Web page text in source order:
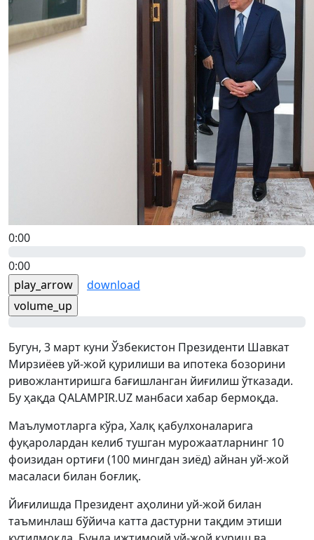
0:00
0:00
play_arrow
download
volume_up
Бугун, 3 март куни Ўзбекистон Президенти Шавкат
Мирзиёев уй-жой қурилиши ва ипотека бозорини
ривожлантиришга бағишланган йиғилиш ўтказади.
Бу ҳақда QALAMPIR.UZ манбаси хабар бермоқда.
Маълумотларга кўра, Халқ қабулхоналарига
фуқаролардан келиб тушган мурожаатларнинг 10
фоизидан ортиғи (100 мингдан зиёд) айнан уй-жой
масаласи билан боғлиқ.
Йиғилишда Президент аҳолини уй-жой билан
таъминлаш бўйича катта дастурни тақдим этиши